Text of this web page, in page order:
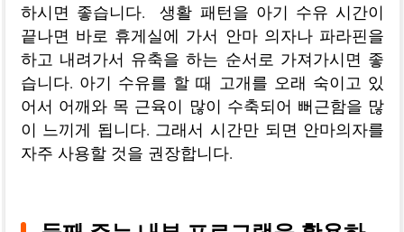
하시면 좋습니다. 생활 패턴을 아기 수유 시간이
끝나면 바로 휴게실에 가서 안마 의자나 파라핀을
하고 내려가서 유축을 하는 순서로 가져가시면 좋
습니다. 아기 수유를 할 때 고개를 오래 숙이고 있
어서 어깨와 목 근육이 많이 수축되어 뻐근함을 많
이 느끼게 됩니다. 그래서 시간만 되면 안마의자를
자주 사용할 것을 권장합니다.